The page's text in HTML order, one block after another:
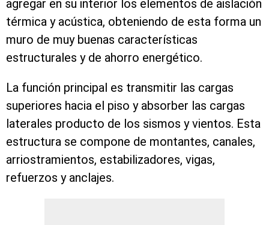
agregar en su interior los elementos de aislación
térmica y acústica, obteniendo de esta forma un
muro de muy buenas características
estructurales y de ahorro energético.
La función principal es transmitir las cargas
superiores hacia el piso y absorber las cargas
laterales producto de los sismos y vientos. Esta
estructura se compone de montantes, canales,
arriostramientos, estabilizadores, vigas,
refuerzos y anclajes.